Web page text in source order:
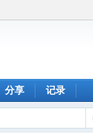
分享 记录